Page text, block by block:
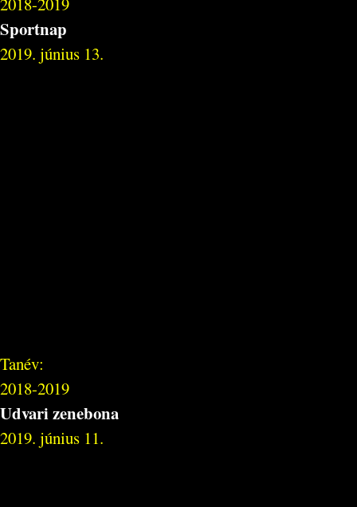
Sportnap
2019. június 13.
Tanév:
2018-2019
Udvari zenebona
2019. június 11.